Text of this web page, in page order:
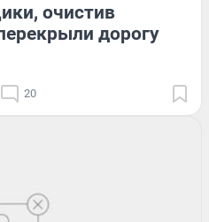
очистив
дорогу
20